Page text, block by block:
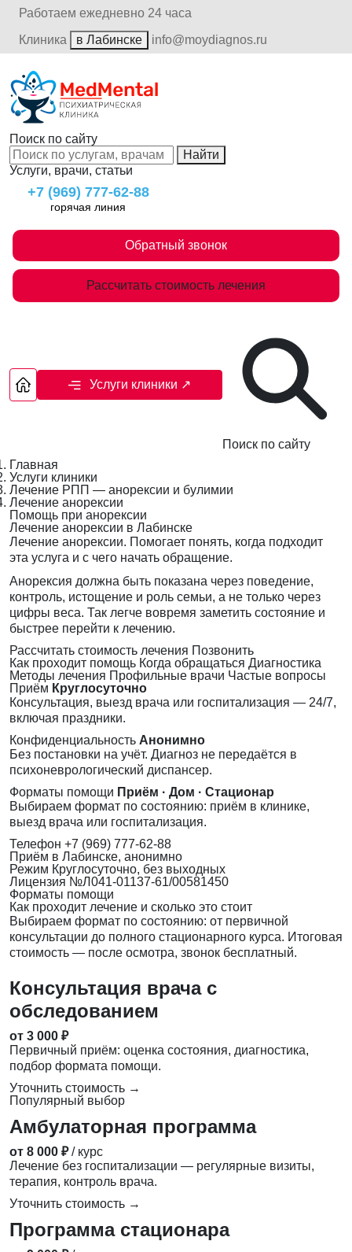
Работаем ежедневно 24 часа
Клиника
в Лабинске info@moydiagnos.ru
Поиск по сайту
Найти
Услуги, врачи, статьи
+7 (969) 777-62-88
горячая линия
Обратный звонок
Рассчитать стоимость лечения
Услуги клиники ↗
Поиск по сайту
Главная
Услуги клиники
Лечение РПП — анорексии и булимии
Лечение анорексии
Помощь при анорексии
Лечение анорексии в Лабинске
Лечение анорексии. Помогает понять, когда подходит
эта услуга и с чего начать обращение.
Анорексия должна быть показана через поведение,
контроль, истощение и роль семьи, а не только через
цифры веса. Так легче вовремя заметить состояние и
быстрее перейти к лечению.
Рассчитать стоимость лечения Позвонить
Как проходит помощь Когда обращаться Диагностика
Методы лечения Профильные врачи Частые вопросы
Приём Круглосуточно
Консультация, выезд врача или госпитализация — 24/7,
включая праздники.
Конфиденциальность Анонимно
Без постановки на учёт. Диагноз не передаётся в
психоневрологический диспансер.
Форматы помощи Приём · Дом · Стационар
Выбираем формат по состоянию: приём в клинике,
выезд врача или госпитализация.
Телефон +7 (969) 777-62-88
Приём в Лабинске, анонимно
Режим Круглосуточно, без выходных
Лицензия №Л041-01137-61/00581450
Форматы помощи
Как проходит лечение и сколько это стоит
Выбираем формат по состоянию: от первичной
консультации до полного стационарного курса. Итоговая
стоимость — после осмотра, звонок бесплатный.
Консультация врача с
обследованием
от 3 000 ₽
Первичный приём: оценка состояния, диагностика,
подбор формата помощи.
Уточнить стоимость →
Популярный выбор
Амбулаторная программа
от 8 000 ₽ / курс
Лечение без госпитализации — регулярные визиты,
терапия, контроль врача.
Уточнить стоимость →
Программа стационара